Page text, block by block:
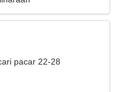
pacar 22-28